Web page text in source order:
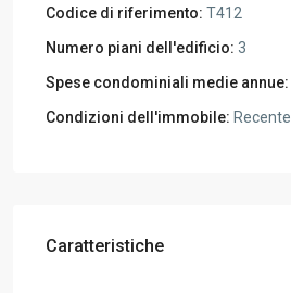
Codice di riferimento: T412
Numero piani dell'edificio: 3
Spese condominiali medie annue:
Condizioni dell'immobile: Recente
Caratteristiche